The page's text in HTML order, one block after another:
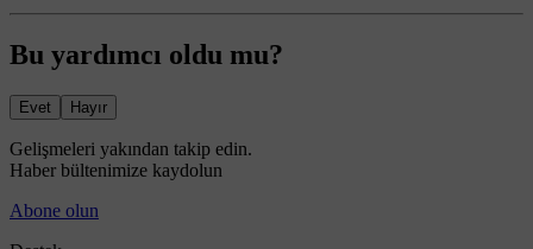
Bu yardımcı oldu mu?
Evet Hayır